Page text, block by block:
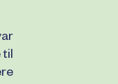
til